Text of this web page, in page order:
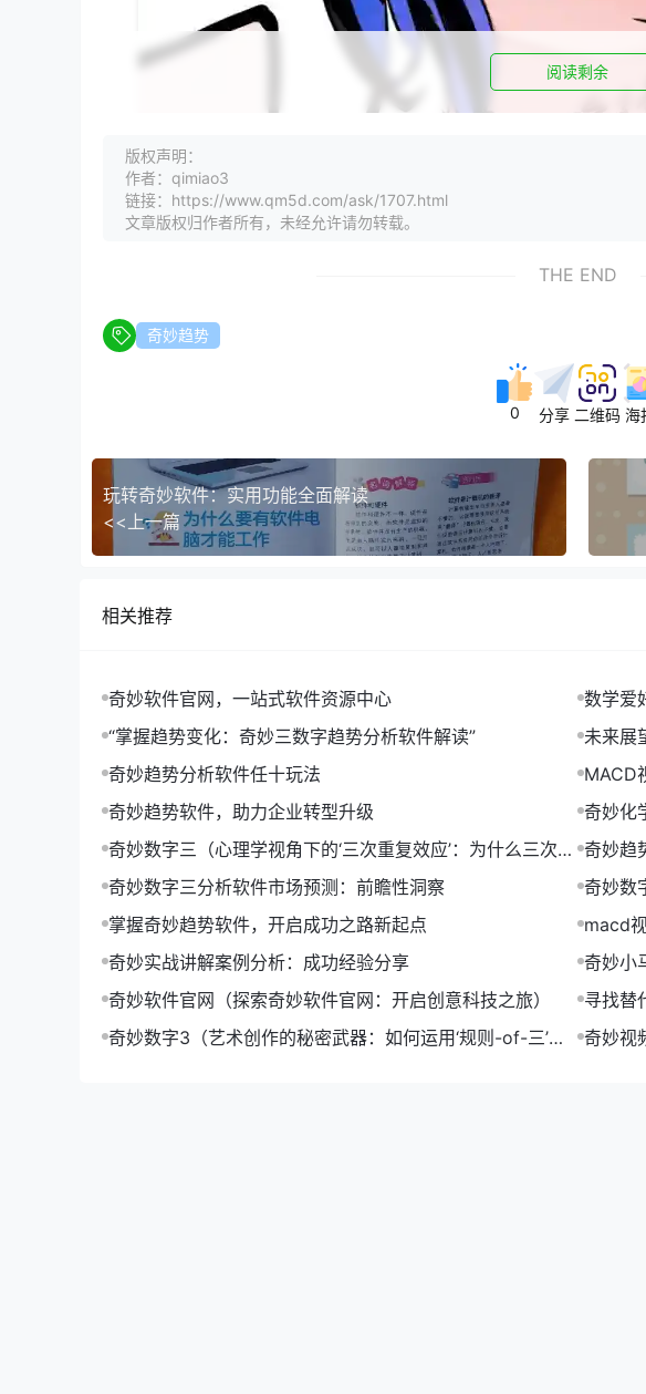
【奇妙趋势】是指那些在短时间内迅速走红，引起广泛关注的现象或
二、掌握【奇妙趋势】的识别方法
1. 关注社交媒体
势动态。
2. 参与论坛和社区
加入相关的论坛和社区，与业内人士交流，也是识别【奇妙趋势】的
节，还可以参与到趋势的讨论中。
3. 关注行业报告
定期阅读行业报告，了解行业的发展趋势，也是识别【奇妙趋势】的
阅读剩余
版权声明：
作者：qimiao3
链接：https://www.qm5d.com/ask/1707.html
文章版权归作者所有，未经允许请勿转载。
THE END
奇妙趋势
0 分享 二维码 海
玩转奇妙软件：实用功能全面解读
<<上一篇
相关推荐
奇妙软件官网，一站式软件资源中心
数学爱
“掌握趋势变化：奇妙三数字趋势分析软件解读”
未来展
奇妙趋势分析软件任十玩法
MACD
奇妙趋势软件，助力企业转型升级
奇妙化
奇妙数字三（心理学视角下的‘三次重复效应’：为什么三次是
形成记忆的关键）
奇妙趋
奇妙数字三分析软件市场预测：前瞻性洞察
奇妙数
掌握奇妙趋势软件，开启成功之路新起点
macd
视频教
奇妙实战讲解案例分析：成功经验分享
奇妙小
合集）
奇妙软件官网（探索奇妙软件官网：开启创意科技之旅）
寻找替
奇妙数字3（艺术创作的秘密武器：如何运用‘规则-of-三’提
奇妙视